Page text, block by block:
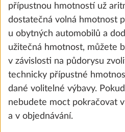
plynu prostřednictvím
přípustnou hmotností už
dostatečná volná hmotnost
u obytných automobilů a
užitečná hmotnost, můžete
v závislosti na půdorysu
technicky přípustné
dané volitelné výbavy.
nebudete moct pokračovat
a v objednávání.